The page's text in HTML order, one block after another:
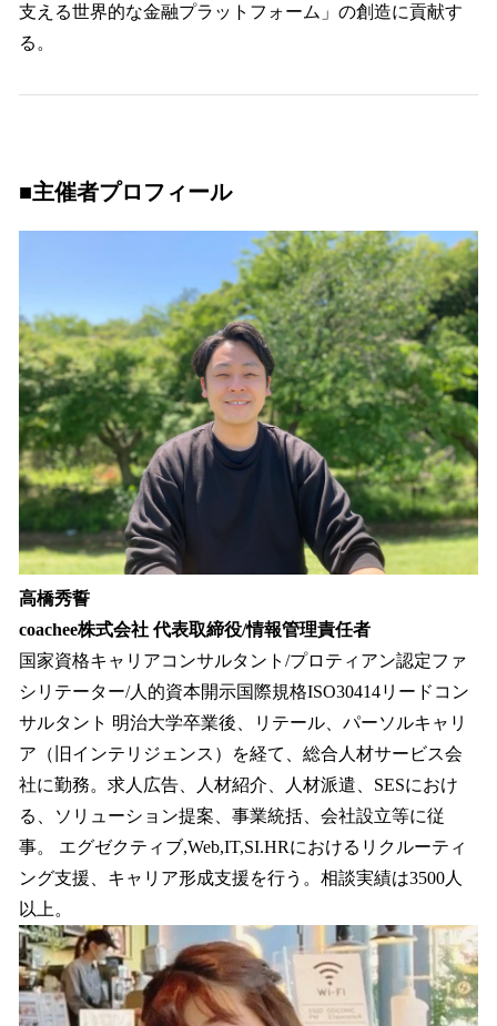
支える世界的な金融プラットフォーム」の創造に貢献す
る。
■主催者プロフィール
高橋秀誓
coachee株式会社 代表取締役/情報管理責任者
国家資格キャリアコンサルタント/プロティアン認定ファ
シリテーター/人的資本開示国際規格ISO30414リードコン
サルタント 明治大学卒業後、リテール、パーソルキャリ
ア（旧インテリジェンス）を経て、総合人材サービス会
社に勤務。求人広告、人材紹介、人材派遣、SESにおけ
る、ソリューション提案、事業統括、会社設立等に従
事。 エグゼクティブ,Web,IT,SI.HRにおけるリクルーティ
ング支援、キャリア形成支援を行う。相談実績は3500人
以上。